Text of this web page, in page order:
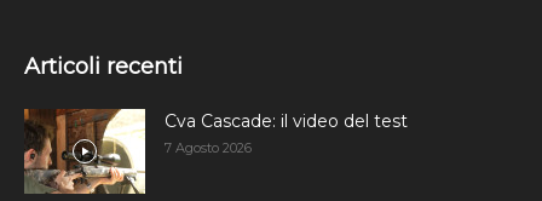
Articoli recenti
Cva Cascade: il video del test
7 Agosto 2026